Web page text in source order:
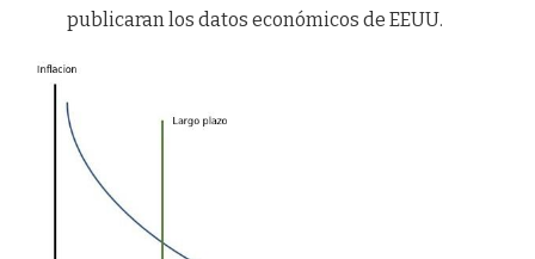
publicaran los datos económicos de EEUU.